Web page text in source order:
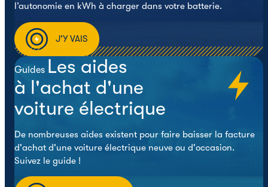
l’autonomie en kWh à charger dans votre batterie.
J'Y VAIS
Guides Les aides
à l'achat d'une
voiture électrique
De nombreuses aides existent pour faire baisser la facture
d'achat d'une voiture électrique neuve ou d'occasion.
Suivez le guide !